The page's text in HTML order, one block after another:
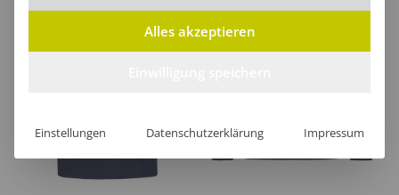
Alles akzeptieren
Einstellungen Datenschutzerklärung Impressum